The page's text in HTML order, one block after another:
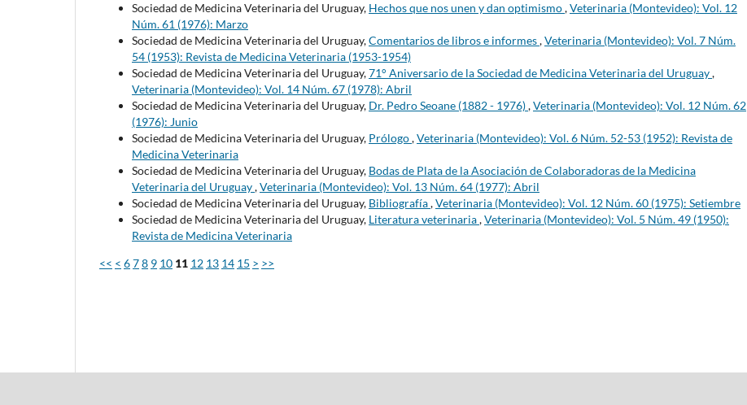
Sociedad de Medicina Veterinaria del Uruguay, Hechos que nos unen y dan optimismo,Veterinaria (Montevideo): Vol. 12
Núm. 61 (1976): Marzo
Sociedad de Medicina Veterinaria del Uruguay,Comentarios de libros e informes,Veterinaria (Montevideo): Vol. 7 Núm.
54 (1953): Revista de Medicina Veterinaria (1953-1954)
Sociedad de Medicina Veterinaria del Uruguay,71° Aniversario de la Sociedad de Medicina Veterinaria del Uruguay,
Veterinaria (Montevideo): Vol. 14 Núm. 67 (1978): Abril
Sociedad de Medicina Veterinaria del Uruguay, Dr. Pedro Seoane (1882 - 1976),Veterinaria (Montevideo): Vol. 12 Núm. 62
(1976): Junio
Sociedad de Medicina Veterinaria del Uruguay, Prólogo,Veterinaria (Montevideo): Vol. 6 Núm. 52-53 (1952): Revista de
Medicina Veterinaria
Sociedad de Medicina Veterinaria del Uruguay, Bodas de Plata de la Asociación de Colaboradoras de la Medicina
Veterinaria del Uruguay,Veterinaria (Montevideo): Vol. 13 Núm. 64 (1977): Abril
Sociedad de Medicina Veterinaria del Uruguay, Bibliografía,Veterinaria (Montevideo): Vol. 12 Núm. 60 (1975): Setiembre
Sociedad de Medicina Veterinaria del Uruguay, Literatura veterinaria,Veterinaria (Montevideo): Vol. 5 Núm. 49 (1950):
Revista de Medicina Veterinaria
<< < 678 9 10 11 12 13 14 15 > >>